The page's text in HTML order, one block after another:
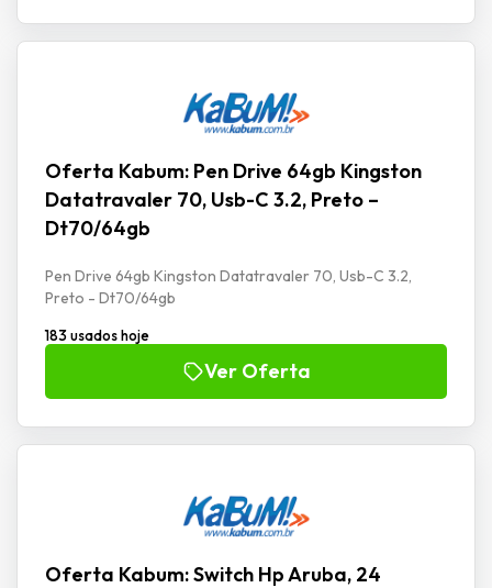
Oferta Kabum: Pen Drive 64gb Kingston
Datatravaler 70, Usb-C 3.2, Preto –
Dt70/64gb
Pen Drive 64gb Kingston Datatravaler 70, Usb-C 3.2,
Preto - Dt70/64gb
183 usados hoje
Ver Oferta
Oferta Kabum: Switch Hp Aruba, 24